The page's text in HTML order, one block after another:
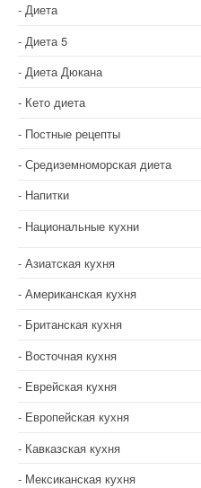
а
п
и
с
я
м
Диета
Диета 5
Диета Дюкана
Кето диета
Постные рецепты
Средиземноморская диета
Напитки
Национальные кухни
Азиатская кухня
Американская кухня
Британская кухня
Восточная кухня
Еврейская кухня
Европейская кухня
Кавказская кухня
Мексиканская кухня